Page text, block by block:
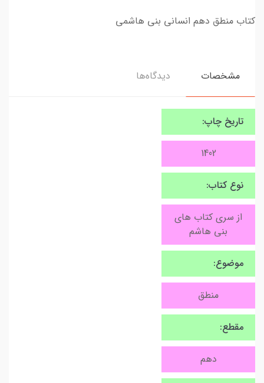
کتاب منطق دهم انسانی بنی هاشمی
مشخصات دیدگاه‌ها
تاریخ چاپ:
1402
نوع کتاب:
از سری کتاب های
بنی هاشم
موضوع:
منطق
مقطع:
دهم